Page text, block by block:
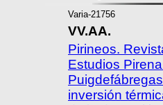
Varia-21756
VV.AA.
Pirineos.
Estudios
inversión